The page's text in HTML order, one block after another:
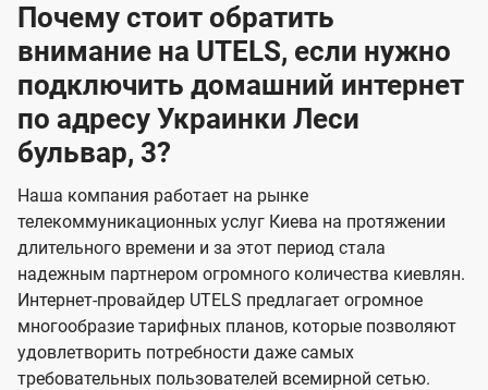
Почему стоит обратить
внимание на UTELS, если нужно
подключить домашний интернет
по адресу Украинки Леси
бульвар, 3?
Наша компания работает на рынке
телекоммуникационных услуг Киева на протяжении
длительного времени и за этот период стала
надежным партнером огромного количества киевлян.
Интернет-провайдер UTELS предлагает огромное
многообразие тарифных планов, которые позволяют
удовлетворить потребности даже самых
требовательных пользователей всемирной сетью.